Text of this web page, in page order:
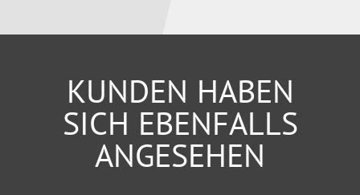
KUNDEN HABEN
SICH EBENFALLS
ANGESEHEN